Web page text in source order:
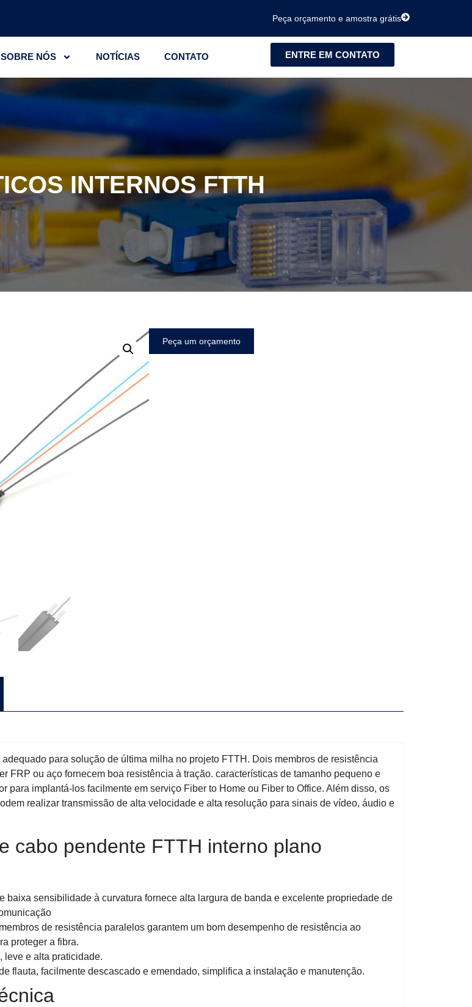
Peça orçamento e amostra grátis
SOBRE NÓS NOTÍCIAS CONTATO ENTRE EM CONTATO
INTERNOS FTTH
Peça um orçamento
para solução de última milha no projeto FTTH. Dois membros de resistência
FRP ou aço fornecem boa resistência à tração. características de tamanho pequeno e
para implantá-los facilmente em serviço Fiber to Home ou Fiber to Office. Além disso, os
realizar transmissão de alta velocidade e alta resolução para sinais de vídeo, áudio e
cabo pendente FTTH interno plano
baixa sensibilidade à curvatura fornece alta largura de banda e excelente propriedade de
de resistência paralelos garantem um bom desempenho de resistência ao
proteger a fibra.
leve e alta praticidade.
flauta, facilmente descascado e emendado, simplifica a instalação e manutenção.